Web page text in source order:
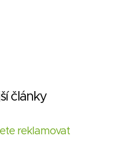
články
reklamovat